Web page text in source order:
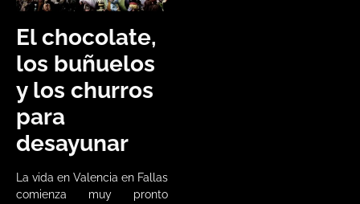
El chocolate,
los buñuelos
y los churros
para
desayunar
La vida en Valencia en Fallas
comienza muy pronto